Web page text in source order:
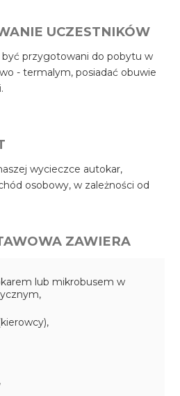
UCZESTNIKÓW
być przygotowani do pobytu w
- termalym, posiadać obuwie
wycieczce autokar,
osobowy, w zależności od
ZAWIERA
lub mikrobusem w